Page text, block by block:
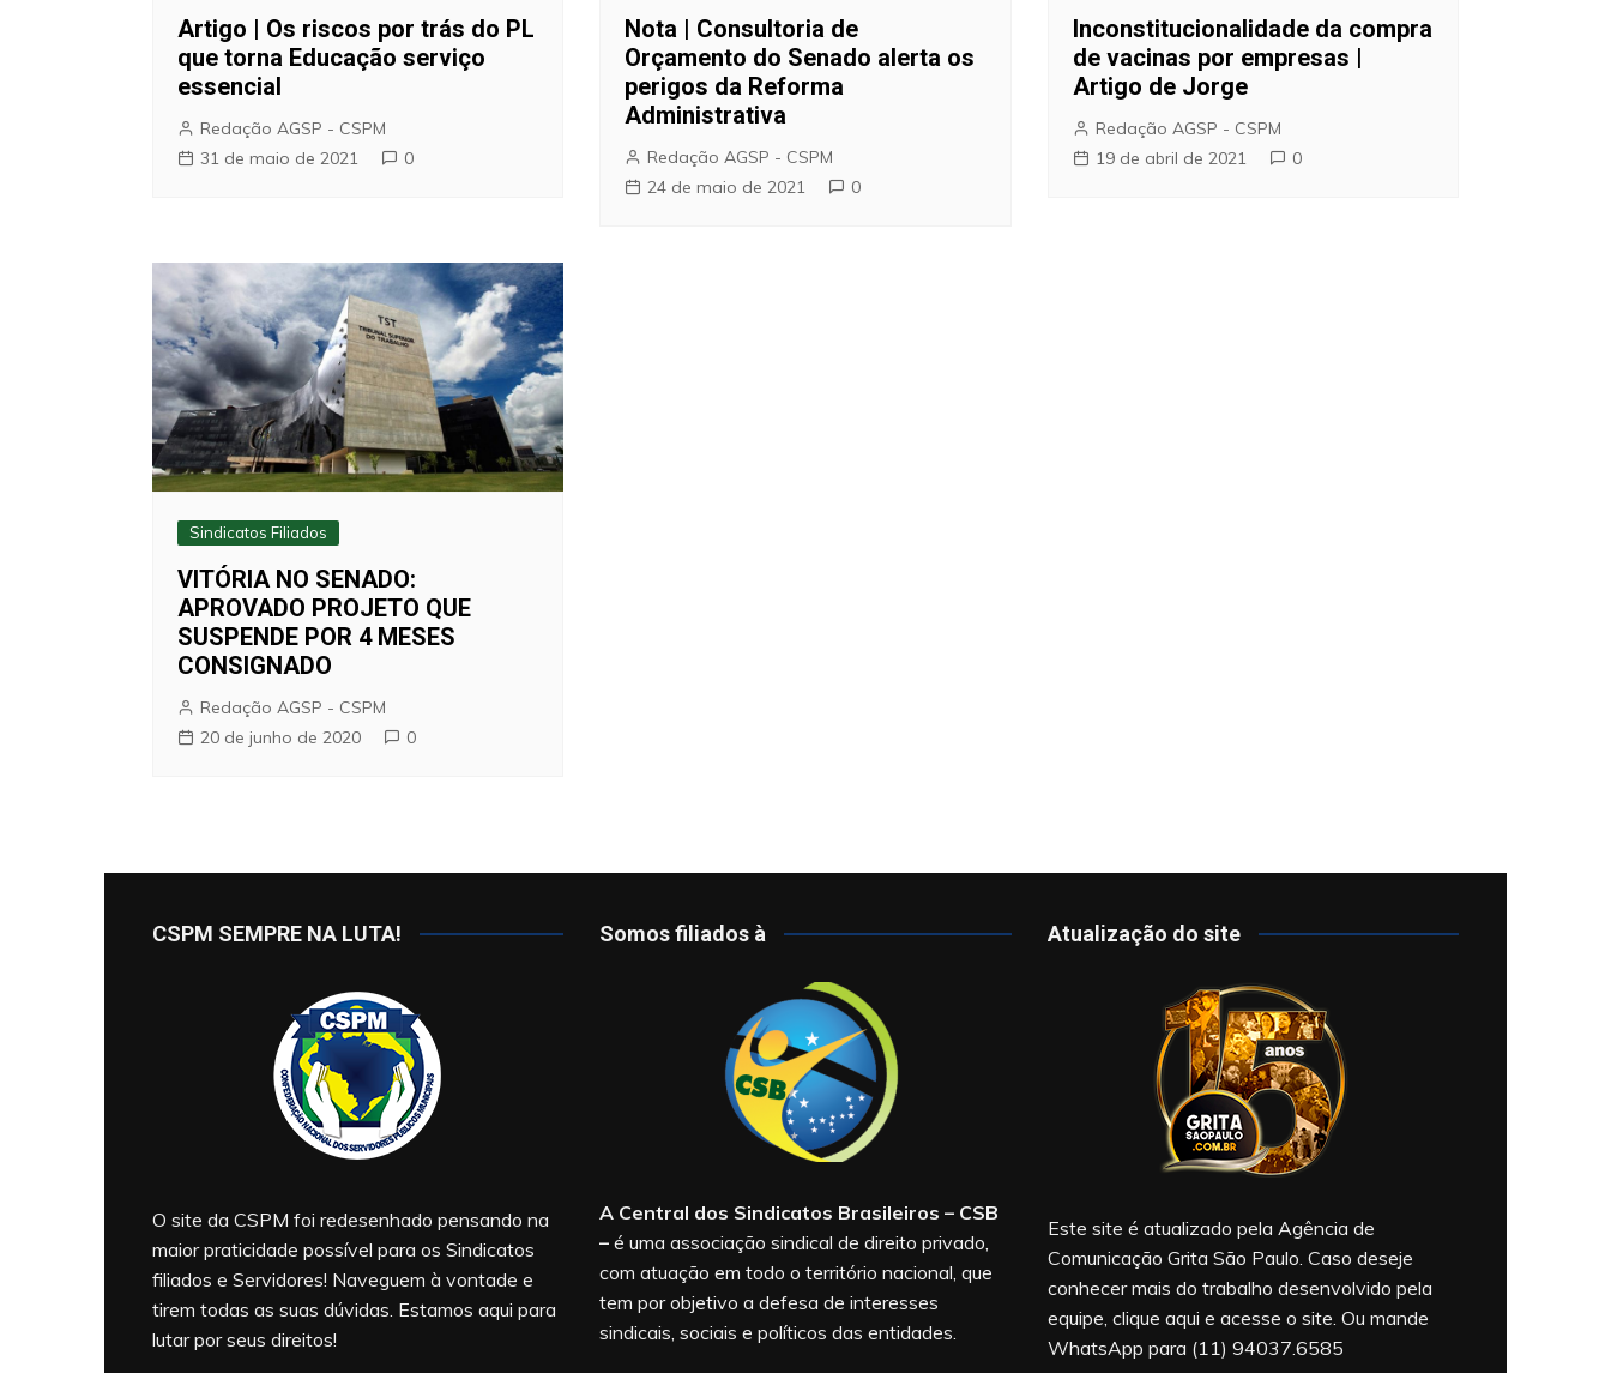
Artigo | Os riscos por trás do PL
que torna Educação serviço
essencial
Redação AGSP - CSPM
31 de maio de 2021
0
Nota | Consultoria de
Orçamento do Senado alerta os
perigos da Reforma
Administrativa
Redação AGSP - CSPM
24 de maio de 2021
0
Inconstitucionalidade da compra
de vacinas por empresas |
Artigo de Jorge
Redação AGSP - CSPM
19 de abril de 2021
0
Sindicatos Filiados
VITÓRIA NO SENADO:
APROVADO PROJETO QUE
SUSPENDE POR 4 MESES
CONSIGNADO
Redação AGSP - CSPM
20 de junho de 2020
0
CSPM SEMPRE NA LUTA!
O site da CSPM foi redesenhado pensando na
maior praticidade possível para os Sindicatos
filiados e Servidores! Naveguem à vontade e
tirem todas as suas dúvidas. Estamos aqui para
lutar por seus direitos!
Somos filiados à
A Central dos Sindicatos Brasileiros – CSB
– é uma associação sindical de direito privado,
com atuação em todo o território nacional, que
tem por objetivo a defesa de interesses
sindicais, sociais e políticos das entidades.
Atualização do site
Este site é atualizado pela Agência de
Comunicação Grita São Paulo. Caso deseje
conhecer mais do trabalho desenvolvido pela
equipe, clique aqui e acesse o site. Ou mande
WhatsApp para (11) 94037.6585